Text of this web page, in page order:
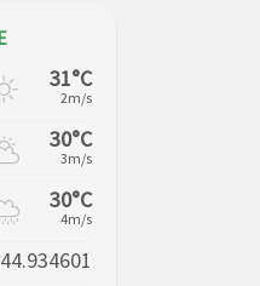
31°C
2m/s
30°C
3m/s
30°C
4m/s
44.934601